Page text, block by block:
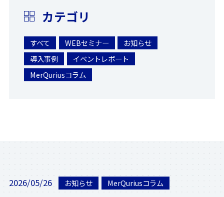
カテゴリ
すべて WEBセミナー
お知らせ
導入事例
イベントレポート
MerQuriusコラム
2026/05/26 お知らせ MerQuriusコラム